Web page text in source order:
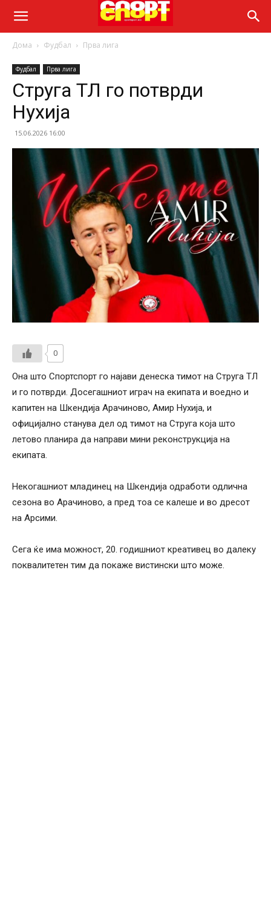
Дома Фудбал Прва лига
Фудбал Прва лига
Струга ТЛ го потврди
Нухија
15.06.2026 16:00
0
Она што Спортспорт го најави денеска тимот на Струга ТЛ
и го потврди. Досегашниот играч на екипата и воедно и
капитен на Шкендија Арачиново, Амир Нухија, и
официјално станува дел од тимот на Струга која што
летово планира да направи мини реконструкција на
екипата.
Некогашниот младинец на Шкендија одработи одлична
сезона во Арачиново, а пред тоа се калеше и во дресот
на Арсими.
Сега ќе има можност, 20. годишниот креативец во далеку
поквалитетен тим да покаже вистински што може.